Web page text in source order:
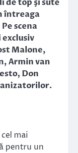
top şi sute
întreaga
scena
Malone,
Armin van
Don
mai
pentru un